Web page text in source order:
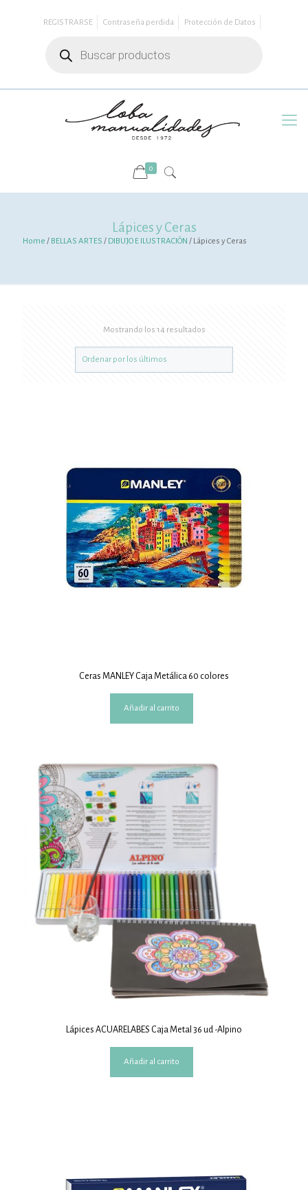
REGISTRARSE Contraseña perdida
Protección de Datos
productos
0
Lápices y Ceras
Home / BELLAS ARTES / DIBUJO E ILUSTRACIÓN / Lápices y Ceras
Mostrando los 14 resultados
Ceras MANLEY Caja Metálica 60 colores
Añadir al carrito
Lápices ACUARELABES Caja Metal 36 ud -Alpino
Añadir al carrito